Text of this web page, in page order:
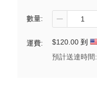
數量:
運費: $120.00 到
預計送達時間: